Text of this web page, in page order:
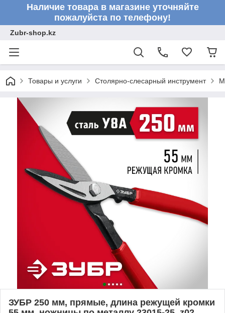
Наличие товара в магазине уточняйте
пожалуйста по телефону!
Zubr-shop.kz
Товары и услуги Столярно-слесарный инструмент
ЗУБР 250 мм, прямые, длина режущей кромки